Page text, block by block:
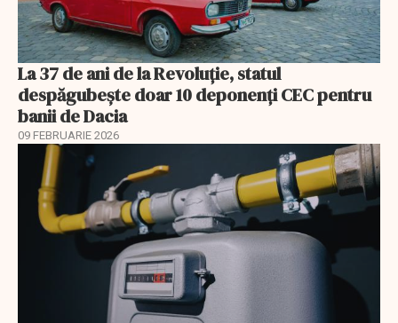
La 37 de ani de la Revoluție, statul
despăgubește doar 10 deponenți CEC pentru
banii de Dacia
09 FEBRUARIE 2026